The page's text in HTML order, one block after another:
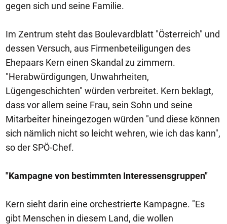
gegen sich und seine Familie.
Im Zentrum steht das Boulevardblatt "Österreich" und
dessen Versuch, aus Firmenbeteiligungen des
Ehepaars Kern einen Skandal zu zimmern.
"Herabwürdigungen, Unwahrheiten,
Lügengeschichten" würden verbreitet. Kern beklagt,
dass vor allem seine Frau, sein Sohn und seine
Mitarbeiter hineingezogen würden "und diese können
sich nämlich nicht so leicht wehren, wie ich das kann",
so der SPÖ-Chef.
"Kampagne von bestimmten Interessensgruppen"
Kern sieht darin eine orchestrierte Kampagne. "Es
gibt Menschen in diesem Land, die wollen